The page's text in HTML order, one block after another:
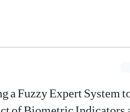
a Fuzzy Expert System